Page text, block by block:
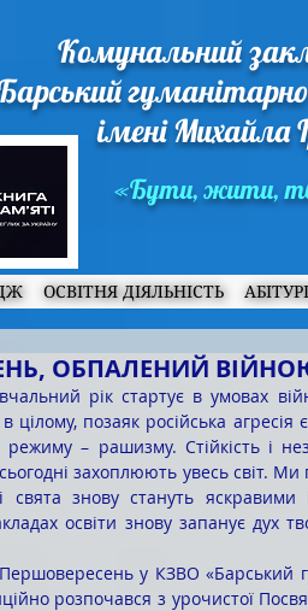
Комунальний
імені Михайла
«Бути, жити,
ОСВІТНЯ ДІЯЛЬНІСТЬ
ОБПАЛЕНИЙ
рік стартує в умовах
цілому, позаяк російська
режиму – рашизму. Стійкість і
захоплюють увесь світ.
свята знову стануть
освіти знову запанує дух
у КЗВО «Барський
розпочався з урочистої